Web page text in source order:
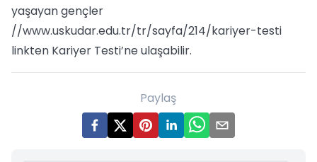
yaşayan gençler
//www.uskudar.edu.tr/tr/sayfa/214/kariyer-testi
linkten Kariyer Testi’ne ulaşabilir.
Paylaş